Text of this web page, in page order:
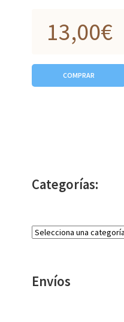
13,00€
COMPRAR
Categorías:
Selecciona
Envíos